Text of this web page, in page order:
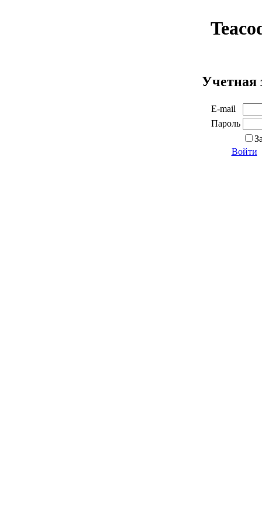
Учетная
E-mail
Пароль
Войти